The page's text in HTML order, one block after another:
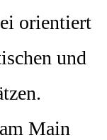
orientiert
und
Main